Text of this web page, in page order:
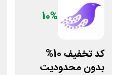
10%
کد تخفیف 10%
بدون محدودیت